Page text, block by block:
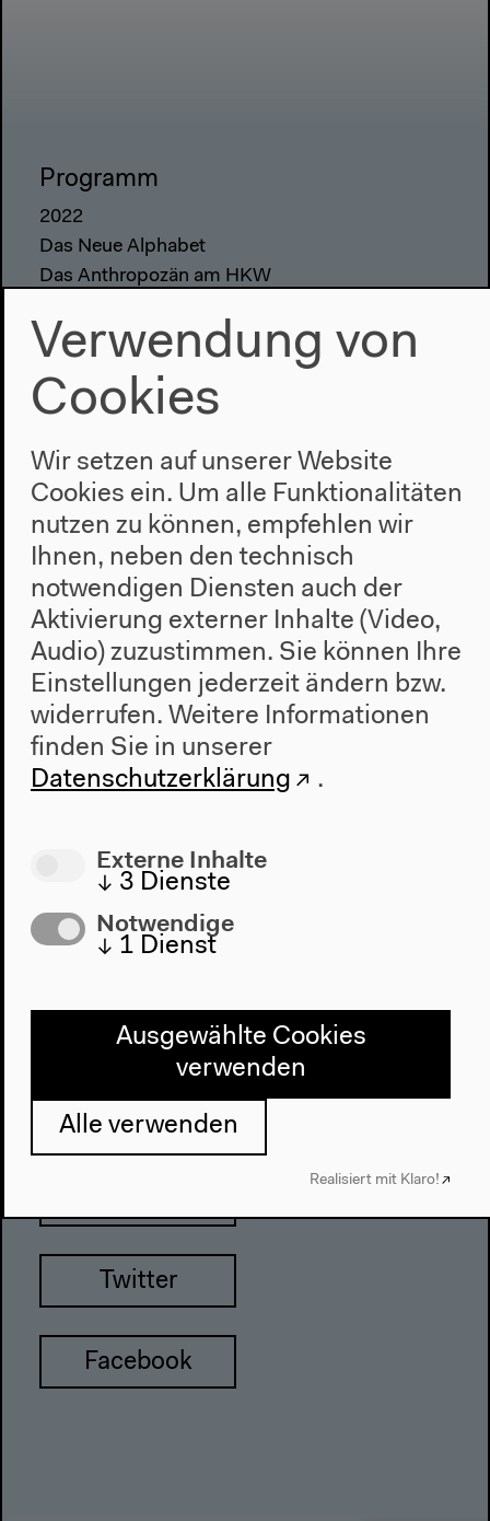
Programm
2022
Das Neue Alphabet
Das Anthropozän am HKW
Haus
Über uns
Architektur
Besuch
Anfahrt
Barrierefreiheit
Webshop
Kontakt
Presse
Team
Datenschutzeinstellungen
Datenschutzerklärung
Haus der Kulturen der Welt
John-Foster-Dulles-Allee 10, 10557
Berlin
info@hkw.de
Newsletter
Twitter
Facebook
Verwendung von
Cookies
Wir setzen auf unserer Website
Cookies ein. Um alle Funktionalitäten
nutzen zu können, empfehlen wir
Ihnen, neben den technisch
notwendigen Diensten auch der
Aktivierung externer Inhalte (Video,
Audio) zuzustimmen. Sie können Ihre
Einstellungen jederzeit ändern bzw.
widerrufen. Weitere Informationen
finden Sie in unserer
Datenschutzerklärung
.
Externe Inhalte
↓ 3 Dienste
Notwendige
↓ 1 Dienst
Ausgewählte Cookies
verwenden
Alle verwenden
Realisiert mit Klaro!